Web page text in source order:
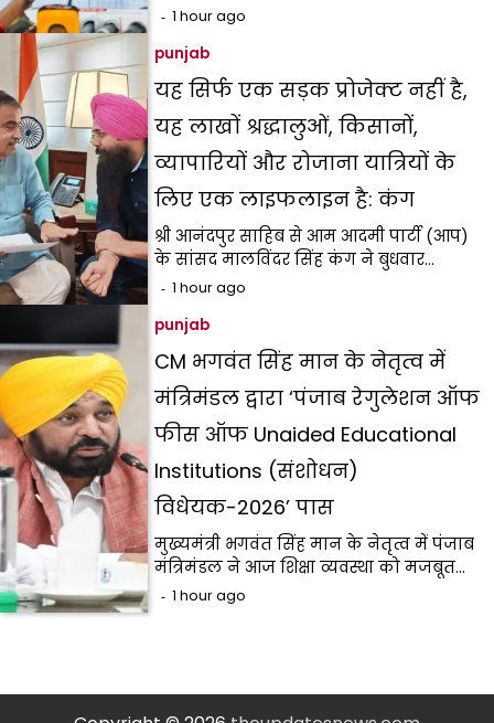
1 hour ago
punjab
यह सिर्फ एक सड़क प्रोजेक्ट नहीं है,
यह लाखों श्रद्धालुओं, किसानों,
व्यापारियों और रोजाना यात्रियों के
लिए एक लाइफलाइन है: कंग
श्री आनंदपुर साहिब से आम आदमी पार्टी (आप)
के सांसद मालविंदर सिंह कंग ने बुधवार…
1 hour ago
punjab
CM भगवंत सिंह मान के नेतृत्व में
मंत्रिमंडल द्वारा ‘पंजाब रेगुलेशन ऑफ
फीस ऑफ Unaided Educational
Institutions (संशोधन)
विधेयक-2026’ पास
मुख्यमंत्री भगवंत सिंह मान के नेतृत्व में पंजाब
मंत्रिमंडल ने आज शिक्षा व्यवस्था को मजबूत…
1 hour ago